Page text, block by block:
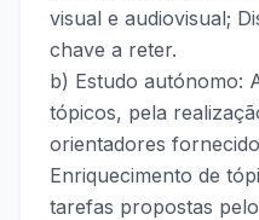
visual e audiovisual;
chave a reter.
b) Estudo autónomo:
tópicos, pela
orientadores
Enriquecimento de
tarefas propostas